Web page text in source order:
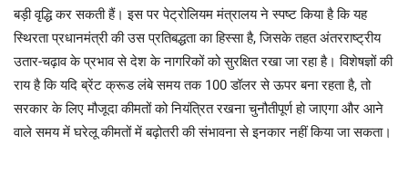
बड़ी वृद्धि कर सकती हैं। इस पर पेट्रोलियम मंत्रालय ने स्पष्ट किया है कि यह
स्थिरता प्रधानमंत्री की उस प्रतिबद्धता का हिस्सा है, जिसके तहत अंतरराष्ट्रीय
उतार-चढ़ाव के प्रभाव से देश के नागरिकों को सुरक्षित रखा जा रहा है। विशेषज्ञों की
राय है कि यदि ब्रेंट क्रूड लंबे समय तक 100 डॉलर से ऊपर बना रहता है, तो
सरकार के लिए मौजूदा कीमतों को नियंत्रित रखना चुनौतीपूर्ण हो जाएगा और आने
वाले समय में घरेलू कीमतों में बढ़ोतरी की संभावना से इनकार नहीं किया जा सकता।